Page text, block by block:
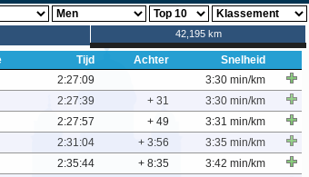
42,195 km
Tijd Achter
Snelheid
2:27:09
3:30 min/km
2:27:39 + 31
3:30 min/km
2:27:57 + 49
3:31 min/km
2:31:04 + 3:56
3:35 min/km
2:35:44 + 8:35
3:42 min/km